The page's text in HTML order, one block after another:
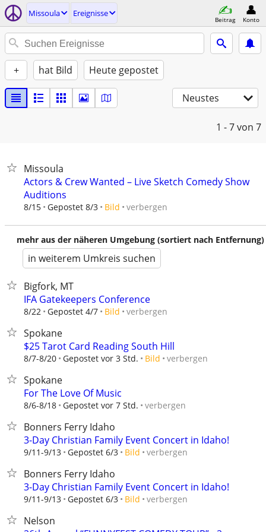
Missoula Ereignisse
Beitrag Konto
+ hat Bild Heute gepostet
Neustes
1 - 7von 7
Missoula
Actors & Crew Wanted – Live Sketch Comedy Show
Auditions
8/15 Gepostet 8/3 Bild verbergen
mehr aus der näheren Umgebung (sortiert nach Entfernung)
in weiterem Umkreis suchen
Bigfork, MT
IFA Gatekeepers Conference
8/22 Gepostet 4/7 Bild verbergen
Spokane
$25 Tarot Card Reading South Hill
8/7-8/20 Gepostet vor 3 Std. Bild verbergen
Spokane
For The Love Of Music
8/6-8/18 Gepostet vor 7 Std. verbergen
Bonners Ferry Idaho
3-Day Christian Family Event Concert in Idaho!
9/11-9/13 Gepostet 6/3 Bild verbergen
Bonners Ferry Idaho
3-Day Christian Family Event Concert in Idaho!
9/11-9/13 Gepostet 6/3 Bild verbergen
Nelson